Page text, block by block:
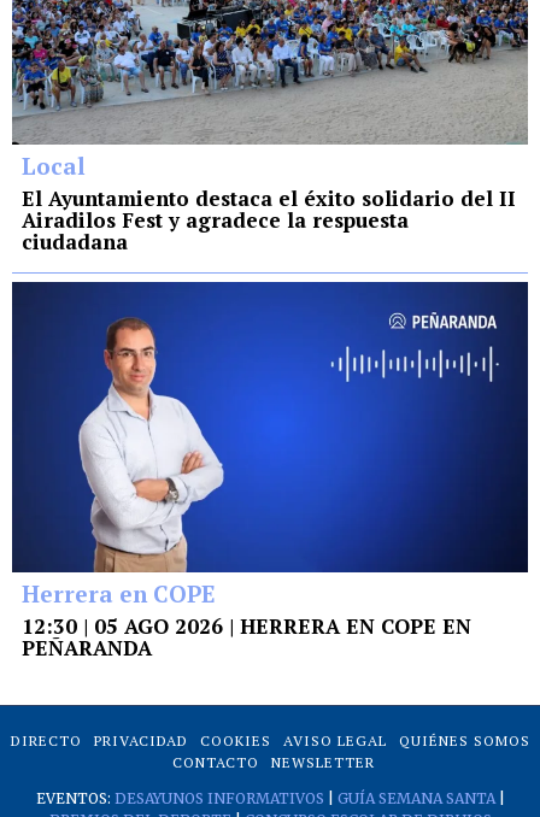
Local
El Ayuntamiento destaca el éxito solidario del II
Airadilos Fest y agradece la respuesta
ciudadana
Herrera en COPE
12:30 | 05 AGO 2026 | HERRERA EN COPE EN
PEÑARANDA
DIRECTO PRIVACIDAD COOKIES AVISO LEGAL
QUIÉNES SOMOS
CONTACTO
NEWSLETTER
EVENTOS: DESAYUNOS INFORMATIVOS GUÍA SEMANA SANTA|